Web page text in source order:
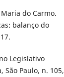
Maria do Carmo.
balanço do
Legislativo
São Paulo, n. 105,